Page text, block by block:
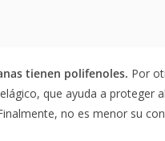
tienen polifenoles. Por
que ayuda a proteger
no es menor su